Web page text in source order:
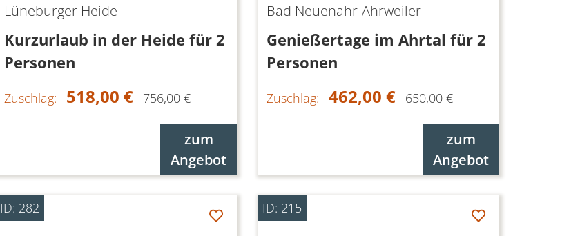
Lüneburger Heide
Kurzurlaub in der Heide für 2
Personen
Zuschlag: 518,00 € 756,00 €
zum
Angebot
Bad Neuenahr-Ahrweiler
Genießertage im Ahrtal für 2
Personen
Zuschlag: 462,00 € 650,00 €
zum
Angebot
ID: 282 ID: 215